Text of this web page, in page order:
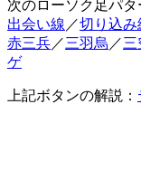
次のローソク足パタ
出会い線 ／切り込み
赤三兵／三羽烏 ／三
ゲ
上記ボタンの解説：